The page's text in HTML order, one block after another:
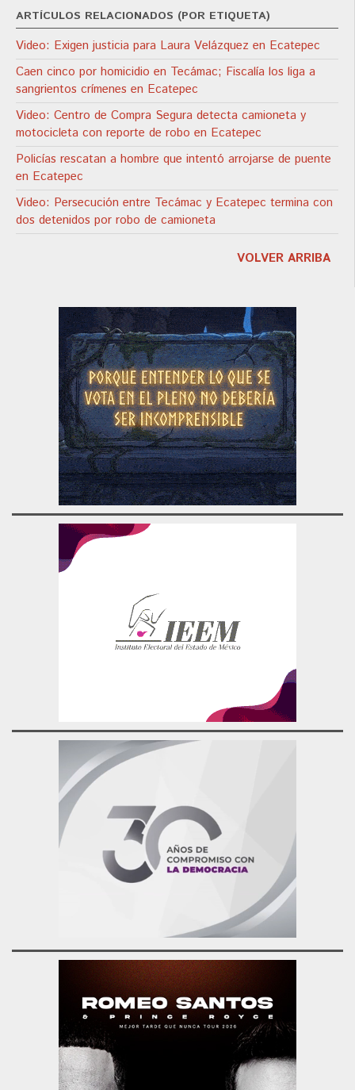
ARTÍCULOS RELACIONADOS (POR ETIQUETA)
Video: Exigen justicia para Laura Velázquez en Ecatepec
Caen cinco por homicidio en Tecámac; Fiscalía los liga a
sangrientos crímenes en Ecatepec
Video: Centro de Compra Segura detecta camioneta y
motocicleta con reporte de robo en Ecatepec
Policías rescatan a hombre que intentó arrojarse de puente
en Ecatepec
Video: Persecución entre Tecámac y Ecatepec termina con
dos detenidos por robo de camioneta
VOLVER ARRIBA